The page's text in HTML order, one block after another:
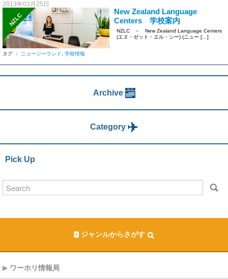
2013年03月25日
NZLC
New Zealand Language
Centers 学校案内
NZLC － New Zealand Language Centers
(エヌ・ゼット・エル・シー) (ニュー […]
タグ ： ニュージーランド, 学校情報
Archive
Category
Pick Up
ジャンルからさがす
ワーホリ情報局